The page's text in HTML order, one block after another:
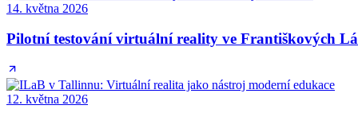
14. května 2026
Pilotní testování virtuální reality ve Františkových
12. května 2026